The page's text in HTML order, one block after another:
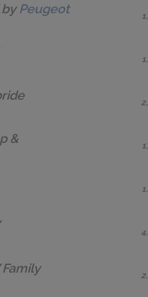
by Peugeot
&
Family